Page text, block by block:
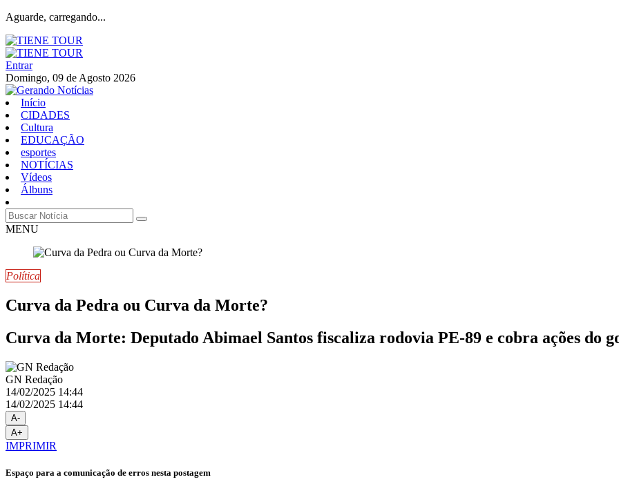
Aguarde, carregando...
Entrar
Domingo, 09 de Agosto 2026
Início
CIDADES
Cultura
EDUCAÇÃO
esportes
NOTÍCIAS
Vídeos
Álbuns
MENU
Política
Curva da Pedra ou Curva da Morte?
Curva da Morte: Deputado Abimael Santos fiscaliza rodovia PE-89 e cobra ações do
GN Redação
14/02/2025 14:44
14/02/2025 14:44
A-
A+
IMPRIMIR
Espaço para a comunicação de erros nesta postagem